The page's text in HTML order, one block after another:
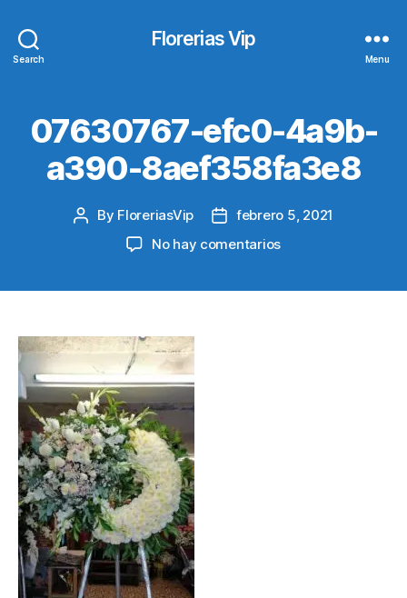
Search
Florerias Vip
Menu
07630767-efc0-4a9b-
a390-8aef358fa3e8
Post
By FloreriasVip
Post
date
febrero 5, 2021
No hay comentariosen